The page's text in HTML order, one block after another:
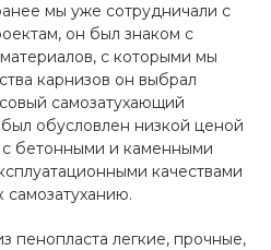
мы уже сотрудничали с
он был знаком с
с которыми мы
карнизов он выбрал
самозатухающий
обусловлен низкой ценой
с бетонными и каменными
качествами
самозатуханию.
пенопласта легкие, прочные,